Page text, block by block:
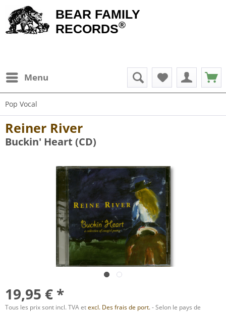
BEAR FAMILY
RECORDS®
Menu
Pop Vocal
Reiner River
Buckin' Heart (CD)
19,95 € *
Tous les prix sont incl. TVA etexcl. Des frais de port.- Selon le pays de